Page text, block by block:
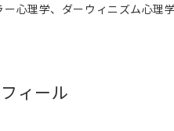
心理学、ダーウィニズム心理
ィール